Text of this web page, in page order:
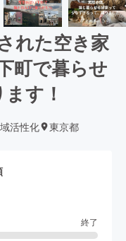
れた空き家
町で暮らせ
す！
活性化 東京都
終了